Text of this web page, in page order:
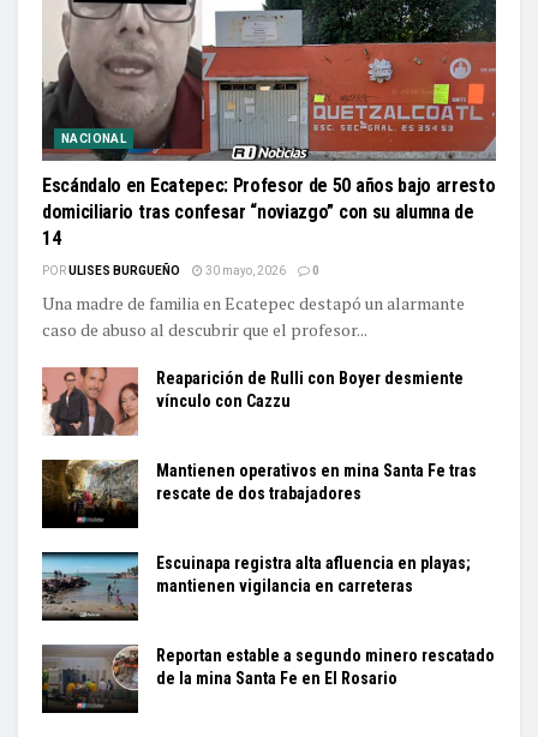
NACIONAL
Escándalo en Ecatepec: Profesor de 50 años bajo arresto
domiciliario tras confesar “noviazgo” con su alumna de
14
PORULISES BURGUEÑO 30 mayo, 2026 0
Una madre de familia en Ecatepec destapó un alarmante
caso de abuso al descubrir que el profesor...
Reaparición de Rulli con Boyer desmiente
vínculo con Cazzu
Mantienen operativos en mina Santa Fe tras
rescate de dos trabajadores
Escuinapa registra alta afluencia en playas;
mantienen vigilancia en carreteras
Reportan estable a segundo minero rescatado
de la mina Santa Fe en El Rosario